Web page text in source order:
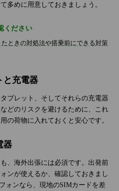
多めに用意しておきましょう。
ください
ときの対処法や搭乗前にできる対策
と充電器
ブレット、そしてそれらの充電器
どのリスクを避けるために、これ
の荷物に入れておくと安心です。
器
、海外出張には必須です。出発前
ンが使えるか、確認しておきまし
ォンなら、現地のSIMカードを差